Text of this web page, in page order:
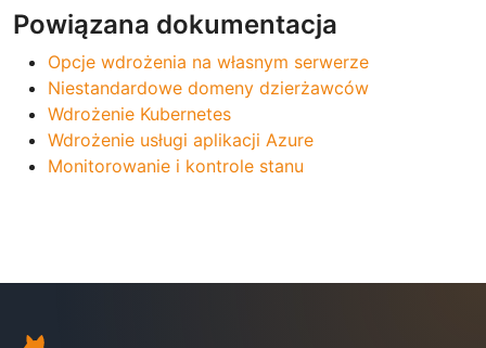
Powiązana dokumentacja
Opcje wdrożenia na własnym serwerze
Niestandardowe domeny dzierżawców
Wdrożenie Kubernetes
Wdrożenie usługi aplikacji Azure
Monitorowanie i kontrole stanu